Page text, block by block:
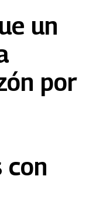
un
por
con